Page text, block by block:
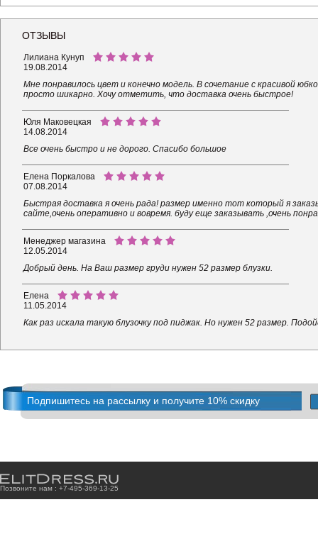
ОТЗЫВЫ
Лилиана Кунуп
19.08.2014
Мне понравилось цвет и конечно модель. В сочетание с красивой
просто шикарно. Хочу отметить, что доставка очень быстрое!
Юля Маковецкая
14.08.2014
Все очень быстро и не дорого. Спасибо большое
Елена Поркалова
07.08.2014
Быстрая доставка я очень рада! размер именно тот который я
сайте,очень оперативно и вовремя. буду еще заказывать ,очень
Менеджер магазина
12.05.2014
Добрый день. На Ваш размер груди нужен 52 размер блузки.
Елена
11.05.2014
Как раз искала такую блузочку под пиджак. Но нужен 52 размер.
Подпишитесь на рассылку и получите 10% скидку
Позвоните нам : +7-495-369-13-25